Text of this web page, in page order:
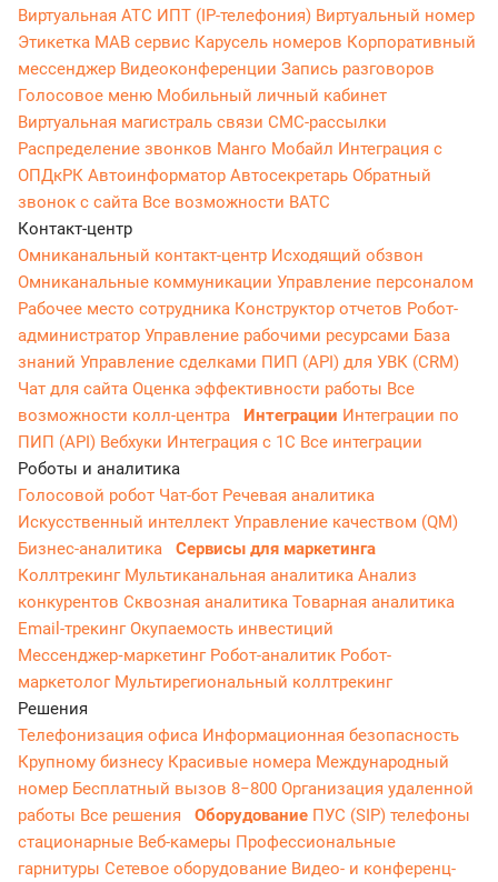
Виртуальная АТС ИПТ (IP-телефония) Виртуальный номер
Этикетка МАВ сервис Карусель номеров Корпоративный
мессенджер Видеоконференции Запись разговоров
Голосовое меню Мобильный личный кабинет
Виртуальная магистраль связи СМС-рассылки
Распределение звонков Манго Мобайл Интеграция с
ОПДкРК Автоинформатор Автосекретарь Обратный
звонок с сайта Все возможности ВАТС
Контакт-центр
Омниканальный контакт-центр Исходящий обзвон
Омниканальные коммуникации Управление персоналом
Рабочее место сотрудника Конструктор отчетов Робот-
администратор Управление рабочими ресурсами База
знаний Управление сделками ПИП (API) для УВК (CRM)
Чат для сайта Оценка эффективности работы Все
возможности колл-центра
Интеграции Интеграции по
ПИП (API) Вебхуки Интеграция с 1С Все интеграции
Роботы и аналитика
Голосовой робот Чат-бот Речевая аналитика
Искусственный интеллект Управление качеством (QM)
Бизнес-аналитика
Сервисы для маркетинга
Коллтрекинг Мультиканальная аналитика Анализ
конкурентов Сквозная аналитика Товарная аналитика
Email-трекингОкупаемость инвестиций
Мессенджер‑маркетинг Робот-аналитик Робот-
маркетолог Мультирегиональный коллтрекинг
Решения
Телефонизация офиса Информационная безопасность
Крупному бизнесу Красивые номера Международный
номер Бесплатный вызов 8−800 Организация удаленной
работы Все решения Оборудование ПУС (SIP) телефоны
стационарные Веб-камеры Профессиональные
гарнитуры Сетевое оборудование Видео- и конференц-